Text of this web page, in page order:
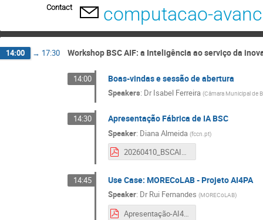
Contact computacao-
14:00 → 17:30 Workshop BSC AIF: a Inteligência ao serviço da
14:00 Boas-vindas e sessão de abertura
Speakers: Dr Isabel Ferreira (Câmara Municipal de
14:30 Apresentação Fábrica de IA BSC
Speaker: Diana Almeida (fccn.pt)
20260410_BSCAIFactory_Bragança DianaAlmeida.pdf
14:45 Use Case: MORECoLAB - Projeto AI4PA
Speaker: Dr Rui Fernandes (MORECoLAB)
Apresentação-AI4PA-FabricaIA-10-04-2026.pdf